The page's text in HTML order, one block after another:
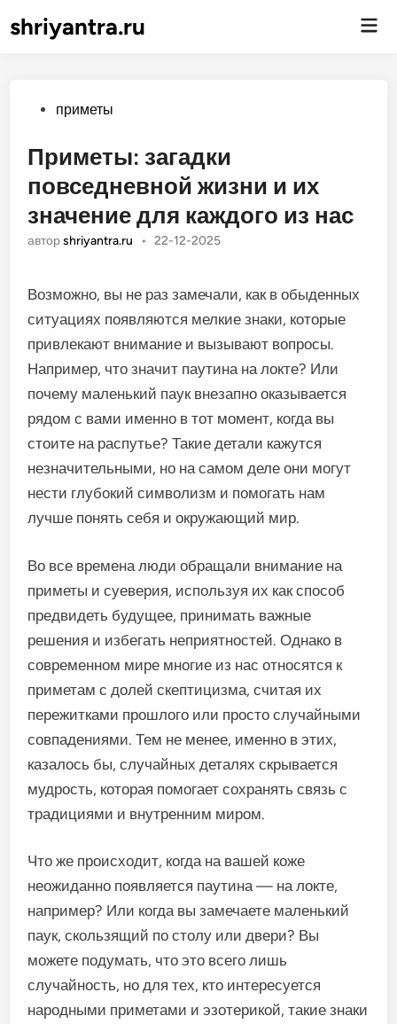
shriyantra.ru
Опубликовано
приметы
Приметы: загадки
повседневной жизни и их
значение для каждого из нас
авторshriyantra.ru • 22-12-2025
Возможно, вы не раз замечали, как в обыденных
ситуациях появляются мелкие знаки, которые
привлекают внимание и вызывают вопросы.
Например, что значит паутина на локте? Или
почему маленький паук внезапно оказывается
рядом с вами именно в тот момент, когда вы
стоите на распутье? Такие детали кажутся
незначительными, но на самом деле они могут
нести глубокий символизм и помогать нам
лучше понять себя и окружающий мир.
Во все времена люди обращали внимание на
приметы и суеверия, используя их как способ
предвидеть будущее, принимать важные
решения и избегать неприятностей. Однако в
современном мире многие из нас относятся к
приметам с долей скептицизма, считая их
пережитками прошлого или просто случайными
совпадениями. Тем не менее, именно в этих,
казалось бы, случайных деталях скрывается
мудрость, которая помогает сохранять связь с
традициями и внутренним миром.
Что же происходит, когда на вашей коже
неожиданно появляется паутина — на локте,
например? Или когда вы замечаете маленький
паук, скользящий по столу или двери? Вы
можете подумать, что это всего лишь
случайность, но для тех, кто интересуется
народными приметами и эзотерикой, такие знаки